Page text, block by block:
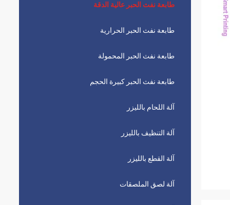
طابعة نفث الحبر عالية الدقة
طابعة نفث الحبر الحرارية
طابعة نفث الحبر المحمولة
طابعة نفث الحبر كبيرة الحجم
آلة اللحام بالليزر
آلة التنظيف بالليزر
آلة القطع بالليزر
آلة لصق الملصقات